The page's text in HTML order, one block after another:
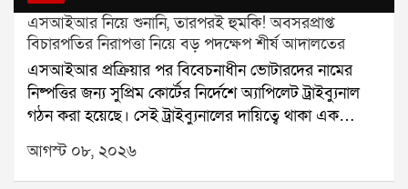
এসআইআর নিয়ে শুনানি, তারপরই হুমকি! অবসরপ্রাপ্ত
বিচারপতির নিরাপত্তা নিয়ে বড় পদক্ষেপ শীর্ষ আদালতের
এসআইআর প্রক্রিয়ার পর বিবেচনাধীন ভোটারদের নামের
নিষ্পত্তির জন্য সুপ্রিম কোর্টের নির্দেশে অ্যাপিলেট ট্রাইব্যুনাল
গঠন করা হয়েছে। সেই ট্রাইব্যুনালের দায়িত্বে থাকা এক
অবসরপ্রাপ্ত বিচারপতির নিরাপত্তা নিয়ে এবার প্রশ্ন উঠল।
হুমকি, পথ দুর্ঘটনা এবং বাড়িতে চিঠি আসার অভিযোগের পর
বিষয়টি পৌঁছল সুপ্রিম কোর্টে। এবার নিরাপত্তার বিষয়টি
আগস্ট ০৮, ২০২৬